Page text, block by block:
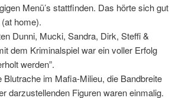
Menü’s stattfinden. Das hörte sich gut
home).
Dunni, Mucki, Sandra, Dirk, Steffi &
dem Kriminalspiel war ein voller Erfolg
werden”.
im Mafia-Milieu, die Bandbreite
darzustellenden Figuren waren einmalig.